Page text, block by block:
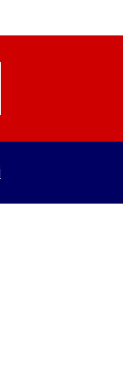
personel